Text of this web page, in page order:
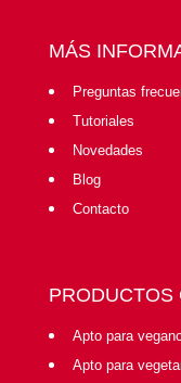
MÁS
Preguntas
Tutoriales
Novedades
Blog
Contacto
PRODUCTOS
Apto para
Apto para